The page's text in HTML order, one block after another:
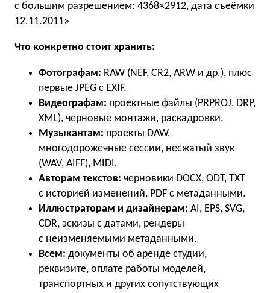
с большим разрешением: 4368×2912, дата съеёмки
12.11.2011»
Что конкретно стоит хранить:
Фотографам: RAW (NEF, CR2, ARW и др.), плюс
первые JPEG с EXIF.
Видеографам: проектные файлы (PRPROJ, DRP,
XML), черновые монтажи, раскадровки.
Музыкантам: проекты DAW,
многодорожечные сессии, несжатый звук
(WAV, AIFF), MIDI.
Авторам текстов: черновики DOCX, ODT, TXT
с историей изменений, PDF с метаданными.
Иллюстраторам и дизайнерам: AI, EPS, SVG,
CDR, эскизы с датами, рендеры
с неизменяемыми метаданными.
Всем: документы об аренде студии,
реквизите, оплате работы моделей,
транспортных и других сопутствующих